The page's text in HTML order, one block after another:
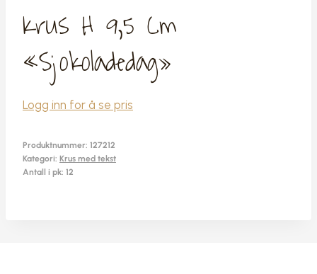
Krus H 9,5 Cm
«Sjokoladedag»
Logg inn for å se pris
Produktnummer: 127212
Kategori: Krus med tekst
Antall i pk: 12